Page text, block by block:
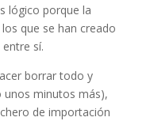
lógico porque la
que se han creado
sí.
borrar todo y
unos minutos más),
de importación